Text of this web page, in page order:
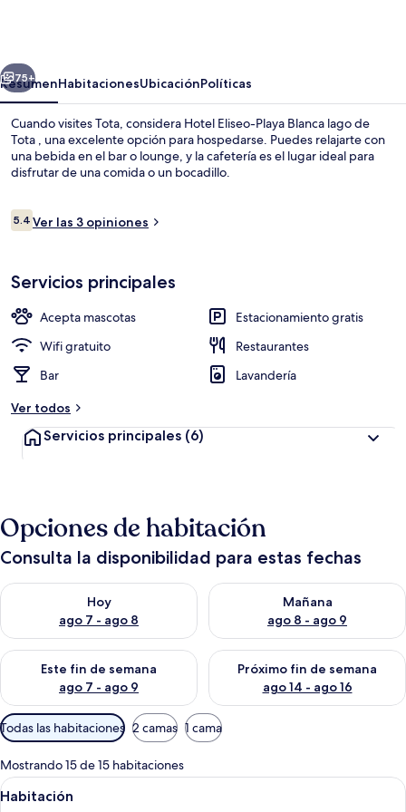
lago
de
Tota
Siguiente
75+
ResumenHabitacionesUbicaciónPolíticas
Cuando visites Tota, considera Hotel Eliseo-Playa Blanca lago de
Tota , una excelente opción para hospedarse. Puedes relajarte con
una bebida en el bar o lounge, y la cafetería es el lugar ideal para
disfrutar de una comida o un bocadillo.
Opiniones
5.45.4 de 10,
Ver las 3 opiniones
Servicios principales
Acepta mascotas
Estacionamiento gratis
Wifi gratuito
Restaurantes
Bar
Lavandería
Ver todos
Servicios principales (6)
Opciones de habitación
Consulta la disponibilidad para estas fechas
Hoy
ago 7 - ago 8
Consulta la disponibilidad para hoy ago 7 - ago 8
Mañana
ago 8 - ago 9
Consulta la disponibilidad
Este fin de semana
ago 7 - ago 9
Consulta la disponibilidad para este fin de semana ago 7 -
Próximo fin de semana
ago 14 - ago 16
Consulta la disponibilidad
Filtros
disponibles
para
las
habitaciones
Todas las habitaciones 2 camas 1 cama
Mostrando 15 de 15 habitaciones
Abrir
todas
Dos camas individuales con ropa de
1
Habitación